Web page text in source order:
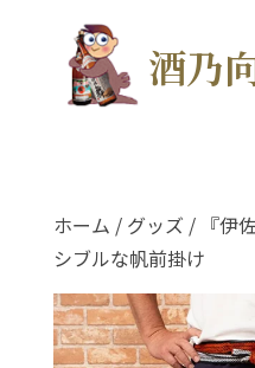
酒乃
ホーム / グッズ / 『伊
シブルな帆前掛け